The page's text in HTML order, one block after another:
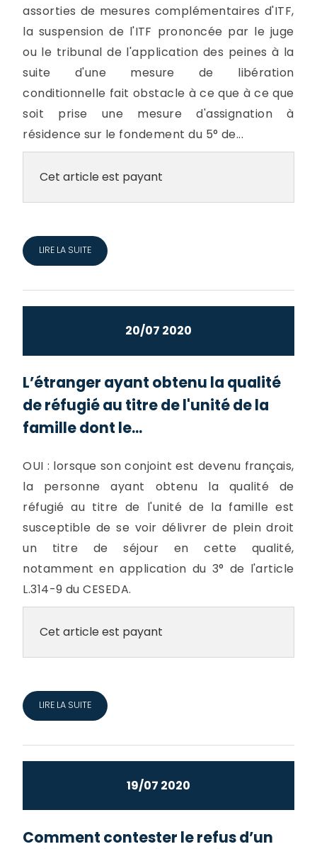
assorties de mesures complémentaires d'ITF,
la suspension de l'ITF prononcée par le juge
ou le tribunal de l'application des peines à la
suite d'une mesure de libération
conditionnelle fait obstacle à ce que à ce que
soit prise une mesure d'assignation à
résidence sur le fondement du 5° de...
Cet article est payant
LIRE LA SUITE
20/07 2020
L’étranger ayant obtenu la qualité
de réfugié au titre de l'unité de la
famille dont le...
OUI : lorsque son conjoint est devenu français,
la personne ayant obtenu la qualité de
réfugié au titre de l'unité de la famille est
susceptible de se voir délivrer de plein droit
un titre de séjour en cette qualité,
notamment en application du 3° de l'article
L.314-9 du CESEDA.
Cet article est payant
LIRE LA SUITE
19/07 2020
Comment contester le refus d’un